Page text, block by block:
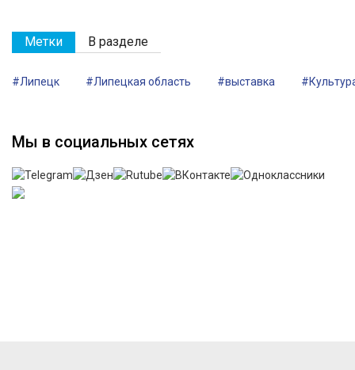
Метки В разделе
#Липецк #Липецкая область #выставка
Мы в социальных сетях